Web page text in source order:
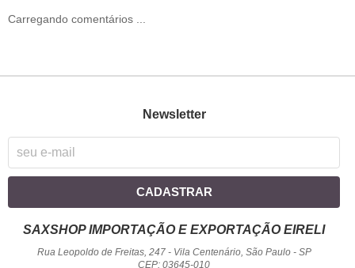
Carregando comentários ...
Newsletter
CADASTRAR
SAXSHOP IMPORTAÇÃO E EXPORTAÇÃO EIRELI
Rua Leopoldo de Freitas, 247- Vila Centenário, São Paulo- SP
CEP: 03645-010